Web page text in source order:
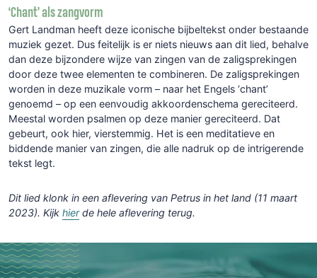
‘Chant’ als zangvorm
Gert Landman heeft deze iconische bijbeltekst onder bestaande
muziek gezet. Dus feitelijk is er niets nieuws aan dit lied, behalve
dan deze bijzondere wijze van zingen van de zaligsprekingen
door deze twee elementen te combineren. De zaligsprekingen
worden in deze muzikale vorm – naar het Engels ‘chant’
genoemd – op een eenvoudig akkoordenschema gereciteerd.
Meestal worden psalmen op deze manier gereciteerd. Dat
gebeurt, ook hier, vierstemmig. Het is een meditatieve en
biddende manier van zingen, die alle nadruk op de intrigerende
tekst legt.
Dit lied klonk in een aflevering van Petrus in het land (11 maart
2023). Kijk hierde hele aflevering terug.